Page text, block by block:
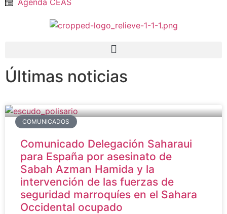
Agenda CEAS
Últimas noticias
COMUNICADOS
Comunicado Delegación Saharaui
para España por asesinato de
Sabah Azman Hamida y la
intervención de las fuerzas de
seguridad marroquíes en el Sahara
Occidental ocupado